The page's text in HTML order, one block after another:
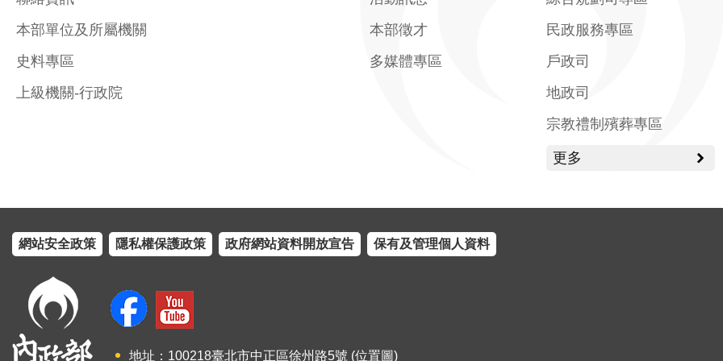
本部單位及所屬機關
史料專區
上級機關-行政院
本部徵才
多媒體專區
民政服務專區
戶政司
地政司
宗教禮制殯葬專區
更多
網站安全政策 隱私權保護政策 政府網站資料開放宣告 保有及管理個人資料
地址：100218臺北市中正區徐州路5號 (位置圖)